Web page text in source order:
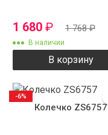
1 680 ₽ 1 768₽
В наличии
В корзину
Колечко ZS6757
-6%